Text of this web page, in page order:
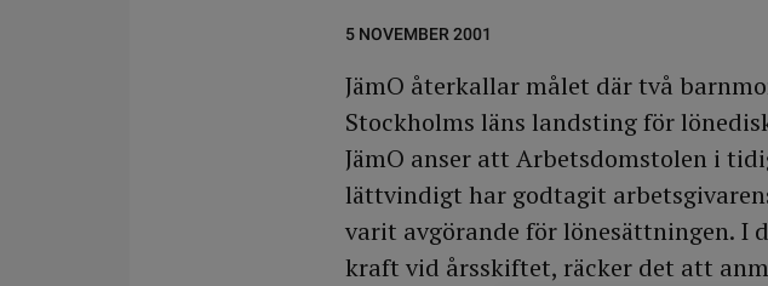
5 NOVEMBER 2001
JämO återkallar målet där två
Stockholms läns landsting för
JämO anser att Arbetsdomstolen i
lättvindigt har godtagit
varit avgörande för lönesättningen. I
kraft vid årsskiftet, räcker det att